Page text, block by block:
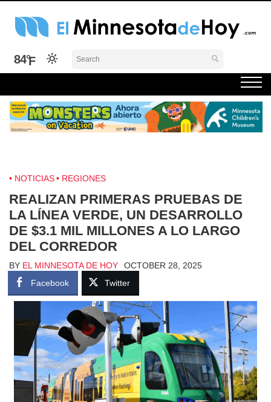
Skip
El Minnesota de Hoy Noticias
Latino Noticias Minnesota News
84°
NOTICIAS REGIONES
REALIZAN PRIMERAS PRUEBAS DE
LA LÍNEA VERDE, UN DESARROLLO
DE $3.1 MIL MILLONES A LO LARGO
DEL CORREDOR
BY EL MINNESOTA DE HOY
OCTOBER 28, 2025
Facebook
Twitter